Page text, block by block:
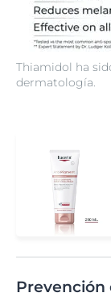
Thiamidol ha
dermatología.
Prevención